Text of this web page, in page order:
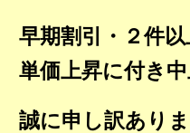
早期割引・２件
単価上昇に付き
誠に申し訳ありま